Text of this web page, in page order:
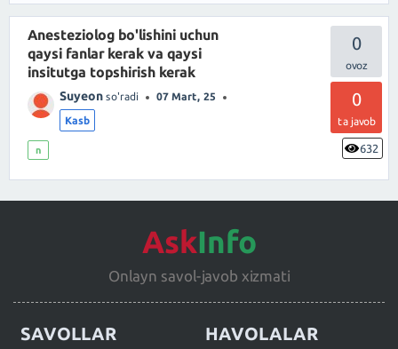
0
0
ta javob
632
Anesteziolog bo'lishini uchun
qaysi fanlar kerak va qaysi
insitutga topshirish kerak
Suyeon so'radi 07 Mart, 25
Kasb
n
AskInfo
Onlayn savol-javob xizmati
SAVOLLAR HAVOLALAR